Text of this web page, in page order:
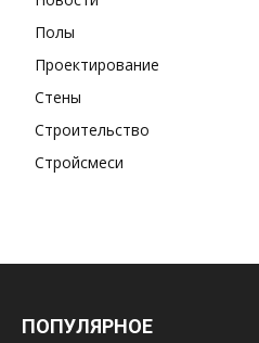
Полы
Проектирование
Стены
Строительство
Стройсмеси
ПОПУЛЯРНОЕ